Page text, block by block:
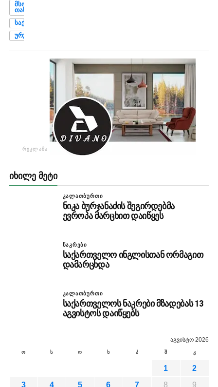
ᲛᲡᲝᲤᲚᲘᲝ
ᲗᲐᲡᲘ 2026
ᲡᲐᲥᲐᲠᲗᲕᲔᲚᲝ
ᲣᲠᲣᲒᲕᲐᲘ
ᲠᲔᲙᲚᲐᲛᲐ
ᲘᲮᲘᲚᲔ ᲛᲔᲢᲘ
ᲙᲐᲚᲐᲗᲑᲣᲠᲗᲘ
ნიკა ბურჯანაძის შეგირდებმა
ევროპა მარცხით დაიწყეს
ᲜᲐᲙᲠᲔᲑᲘ
საქართველო ინგლისთან ორმაგით
დამარცხდა
ᲙᲐᲚᲐᲗᲑᲣᲠᲗᲘ
საქართველოს ნაკრები მზადებას 13
აგვისტოს დაიწყებს
აგვისტო 2026
ო ს ო ხ პ შ კ
1
2
3
4 5 6 7 8
9